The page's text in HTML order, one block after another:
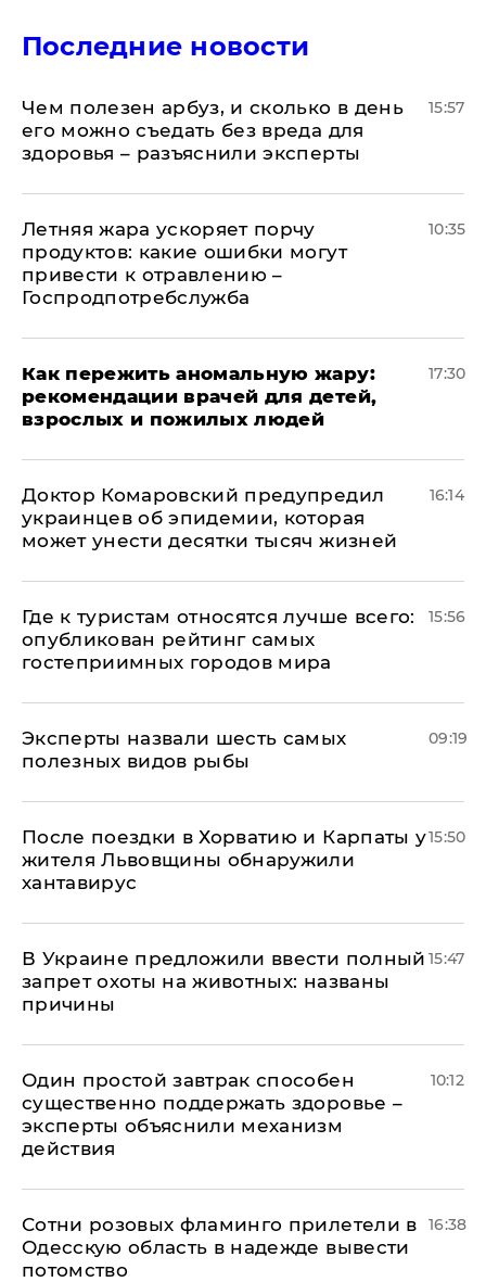
Последние новости
Чем полезен арбуз, и сколько в день
его можно съедать без вреда для
здоровья – разъяснили эксперты
15:57
Летняя жара ускоряет порчу
продуктов: какие ошибки могут
привести к отравлению –
Госпродпотребслужба
10:35
Как пережить аномальную жару:
рекомендации врачей для детей,
взрослых и пожилых людей
17:30
Доктор Комаровский предупредил
украинцев об эпидемии, которая
может унести десятки тысяч жизней
16:14
Где к туристам относятся лучше всего:
опубликован рейтинг самых
гостеприимных городов мира
15:56
Эксперты назвали шесть самых
полезных видов рыбы
09:19
После поездки в Хорватию и Карпаты у
жителя Львовщины обнаружили
хантавирус
15:50
В Украине предложили ввести полный
запрет охоты на животных: названы
причины
15:47
Один простой завтрак способен
существенно поддержать здоровье –
эксперты объяснили механизм
действия
10:12
Сотни розовых фламинго прилетели в
Одесскую область в надежде вывести
потомство
16:38